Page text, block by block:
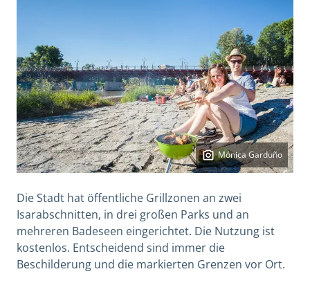
Mónica Garduño
Die Stadt hat öffentliche Grillzonen an zwei
Isarabschnitten, in drei großen Parks und an
mehreren Badeseen eingerichtet. Die Nutzung ist
kostenlos. Entscheidend sind immer die
Beschilderung und die markierten Grenzen vor Ort.